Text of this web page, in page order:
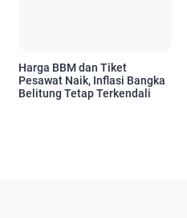
Harga BBM dan Tiket
Pesawat Naik, Inflasi Bangka
Belitung Tetap Terkendali